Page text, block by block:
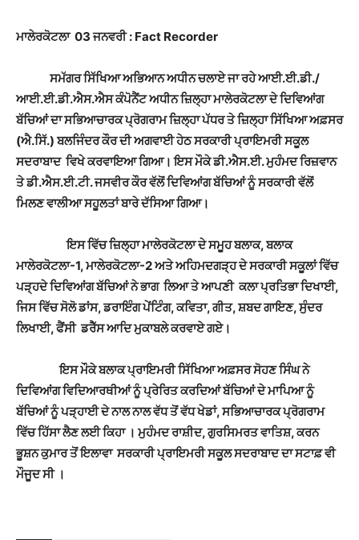
ਮਾਲੇਰਕੋਟਲਾ 03 ਜਨਵਰੀ : Fact Recorder
ਸਮੱਗਰ ਸਿੱਖਿਆ ਅਭਿਆਨ ਅਧੀਨ ਚਲਾਏ ਜਾ ਰਹੇ ਆਈ.ਈ.ਡੀ./
ਆਈ.ਈ.ਡੀ.ਐਸ.ਐਸ ਕੰਪੋਨੈਂਟ ਅਧੀਨ ਜ਼ਿਲ੍ਹਾ ਮਾਲੇਰਕੋਟਲਾ ਦੇ ਦਿਵਿਆਂਗ
ਬੱਚਿਆਂ ਦਾ ਸਭਿਆਚਾਰਕ ਪ੍ਰੋਗਰਾਮ ਜ਼ਿਲ੍ਹਾ ਪੱਧਰ ਤੇ ਜ਼ਿਲ੍ਹਾ ਸਿੱਖਿਆ ਅਫ਼ਸਰ
(ਐ.ਸਿੱ.) ਬਲਜਿੰਦਰ ਕੌਰ ਦੀ ਅਗਵਾਈ ਹੇਠ ਸਰਕਾਰੀ ਪ੍ਰਾਇਮਰੀ ਸਕੂਲ
ਸਦਰਾਬਾਦ ਵਿਖੇ ਕਰਵਾਇਆ ਗਿਆ। ਇਸ ਮੌਕੇ ਡੀ.ਐਸ.ਈ. ਮੁਹੰਮਦ ਰਿਜ਼ਵਾਨ
ਤੇ ਡੀ.ਐਸ.ਈ.ਟੀ. ਜਸਵੀਰ ਕੌਰ ਵੱਲੋਂ ਦਿਵਿਆਂਗ ਬੱਚਿਆਂ ਨੂੰ ਸਰਕਾਰੀ ਵੱਲੋਂ
ਮਿਲਣ ਵਾਲੀਆ ਸਹੂਲਤਾਂ ਬਾਰੇ ਦੱਸਿਆ ਗਿਆ।
ਇਸ ਵਿੱਚ ਜ਼ਿਲ੍ਹਾ ਮਾਲੇਰਕੋਟਲਾ ਦੇ ਸਮੂਹ ਬਲਾਕ, ਬਲਾਕ
ਮਾਲੇਰਕੋਟਲਾ-1, ਮਾਲੇਰਕੋਟਲਾ-2 ਅਤੇ ਅਹਿਮਦਗੜ੍ਹ ਦੇ ਸਰਕਾਰੀ ਸਕੂਲਾਂ ਵਿੱਚ
ਪੜ੍ਹਦੇ ਦਿਵਿਆਂਗ ਬੱਚਿਆਂ ਨੇ ਭਾਗ ਲਿਆ ਤੇ ਆਪਣੀ ਕਲਾ ਪ੍ਰਤਿਭਾ ਦਿਖਾਈ,
ਜਿਸ ਵਿੱਚ ਸੋਲੋ ਡਾਂਸ, ਡਰਾਇੰਗ ਪੇਂਟਿੰਗ, ਕਵਿਤਾ, ਗੀਤ, ਸ਼ਬਦ ਗਾਇਣ, ਸੁੰਦਰ
ਲਿਖਾਈ, ਫੈਂਸੀ ਡਰੈੱਸ ਆਦਿ ਮੁਕਾਬਲੇ ਕਰਵਾਏ ਗਏ।
ਇਸ ਮੌਕੇ ਬਲਾਕ ਪ੍ਰਾਇਮਰੀ ਸਿੱਖਿਆ ਅਫ਼ਸਰ ਸੋਹਣ ਸਿੰਘ ਨੇ
ਦਿਵਿਆਂਗ ਵਿਦਿਆਰਥੀਆਂ ਨੂੰ ਪ੍ਰੇਰਿਤ ਕਰਦਿਆਂ ਬੱਚਿਆਂ ਦੇ ਮਾਪਿਆ ਨੂੰ
ਬੱਚਿਆਂ ਨੂੰ ਪੜ੍ਹਾਈ ਦੇ ਨਾਲ ਨਾਲ ਵੱਧ ਤੋਂ ਵੱਧ ਖੇਡਾਂ, ਸਭਿਆਚਾਰਕ ਪ੍ਰੋਗਰਾਮ
ਵਿੱਚ ਹਿੱਸਾ ਲੈਣ ਲਈ ਕਿਹਾ । ਮੁਹੰਮਦ ਰਾਸ਼ੀਦ, ਗੁਰਸਿਮਰਤ ਵਾਤਿਸ਼, ਕਰਨ
ਭੂਸ਼ਨ ਕੁਮਾਰ ਤੋਂ ਇਲਾਵਾ ਸਰਕਾਰੀ ਪ੍ਰਾਇਮਰੀ ਸਕੂਲ ਸਦਰਾਬਾਦ ਦਾ ਸਟਾਫ਼ ਵੀ
ਮੌਜੂਦ ਸੀ ।